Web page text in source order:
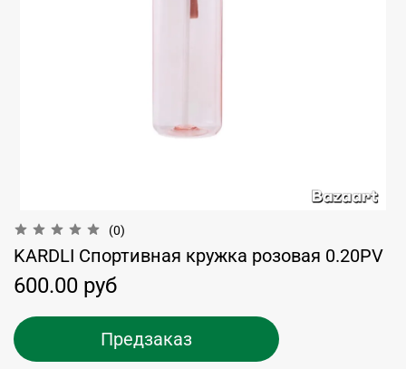
(0)
KARDLI Спортивная кружка розовая 0.20PV
600.00 руб
Предзаказ